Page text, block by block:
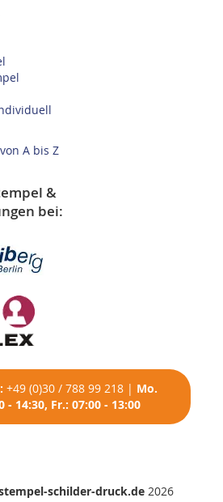
A bis Z
&
bei:
+49 (0)30 / 788 99 218| Mo.
- 14:30, Fr.: 07:00 - 13:00
schilder-druck.de2026